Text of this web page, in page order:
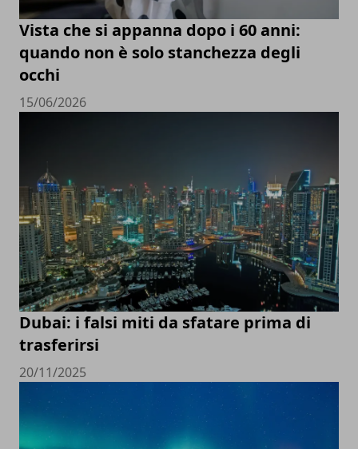
Vista che si appanna dopo i 60 anni:
quando non è solo stanchezza degli
occhi
15/06/2026
Dubai: i falsi miti da sfatare prima di
trasferirsi
20/11/2025